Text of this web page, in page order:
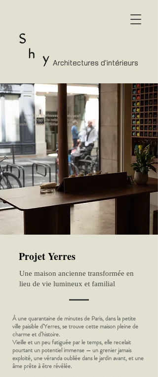
Architectures d'intérieurs
Architectures d'intérieurs
Projet Yerres
Une maison ancienne transformée en
lieu de vie lumineux et familial
À une quarantaine de minutes de Paris, dans la petite
ville paisible d’Yerres, se trouve cette maison pleine de
charme et d’histoire.
Vieille et un peu fatiguée par le temps, elle recelait
pourtant un potentiel immense — un grenier jamais
exploité, une véranda oubliée dans le jardin avant, et une
âme prête à être révélée.